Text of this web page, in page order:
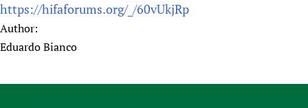
https://hifaforums.org/_/60vUkjRp
Author:
Eduardo Bianco